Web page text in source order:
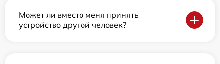
Может ли вместо меня принять
устройство другой человек?